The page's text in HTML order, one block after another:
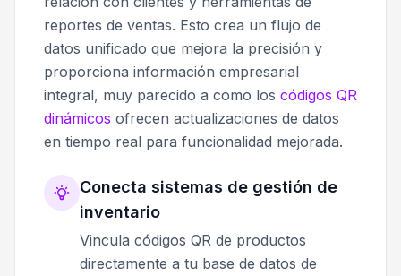
reportes de ventas. Esto crea un flujo de
datos unificado que mejora la precisión y
proporciona información empresarial
integral, muy parecido a como los códigos QR
dinámicos ofrecen actualizaciones de datos
en tiempo real para funcionalidad mejorada.
Conecta sistemas de gestión de
inventario
Vincula códigos QR de productos
directamente a tu base de datos de